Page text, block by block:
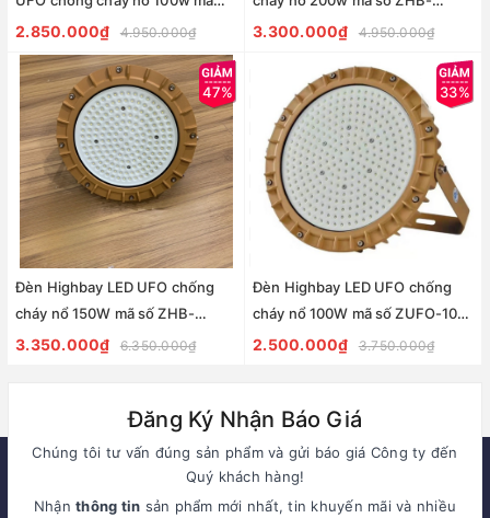
ZHB100SMD-CCN ZALAA
2.850.000₫ 4.950.000₫
200SMD-CCN ZALAA
3.300.000₫ 4.950.000₫
47%
Đèn Highbay LED UFO chống
cháy nổ 150W mã số ZHB-
150SMD-CCN ZALAA
3.350.000₫ 6.350.000₫
33%
Đèn Highbay LED UFO chống
cháy nổ 100W mã số ZUFO-100
ZALAA
2.500.000₫ 3.750.000₫
Đăng Ký Nhận Báo Giá
Chúng tôi tư vấn đúng sản phẩm và gửi báo giá Công ty đến
Quý khách hàng!
Nhậnthông tin sản phẩm mới nhất, tin khuyến mãi và nhiều